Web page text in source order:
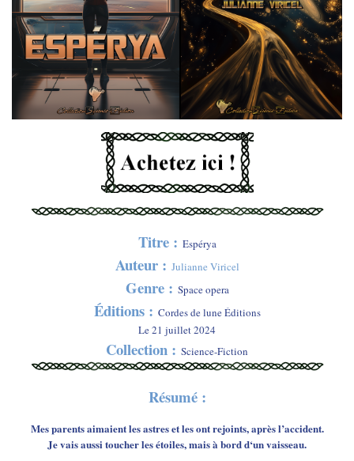
Titre : Espérya
Auteur : Julianne Viricel
Genre : Space opera
Éditions : Cordes de lune Éditions
Le 21 juillet 2024
Collection : Science-Fiction
Résumé :
Mes parents aimaient les astres et les ont rejoints, après l’accident.
Je vais aussi toucher les étoiles, mais à bord d‘un vaisseau.